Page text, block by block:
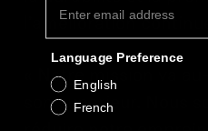
l’amélioration
« Notre mission va
son supérieur. Nous
Language Preference
English
French